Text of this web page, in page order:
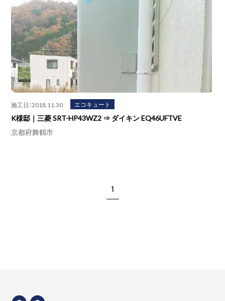
施工日：2018.11.30 エコキュート
K様邸｜三菱 SRT-HP43WZ2 ⇒ ダイキン EQ46UFTVE
京都府舞鶴市
1